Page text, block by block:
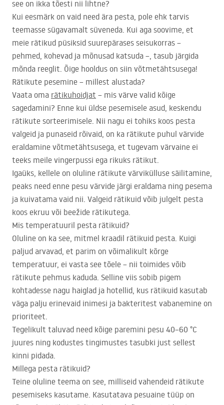
see on ikka tõesti nii lihtne?
Kui eesmärk on vaid need ära pesta, pole ehk tarvis
teemasse sügavamalt süveneda. Kui aga soovime, et
meie rätikud püsiksid suurepärases seisukorras –
pehmed, kohevad ja mõnusad katsuda –, tasub järgida
mõnda reeglit. Õige hooldus on siin võtmetähtsusega!
Rätikute pesemine – millest alustada?
Vaata oma rätikuhoidjat – mis värve valid kõige
sagedamini? Enne kui üldse pesemisele asud, keskendu
rätikute sorteerimisele. Nii nagu ei tohiks koos pesta
valgeid ja punaseid rõivaid, on ka rätikute puhul värvide
eraldamine võtmetähtsusega, et tugevam värvaine ei
teeks meile vingerpussi ega rikuks rätikut.
Igaüks, kellele on oluline rätikute värvikülluse säilitamine,
peaks need enne pesu värvide järgi eraldama ning pesema
ja kuivatama vaid nii. Valgeid rätikuid võib julgelt pesta
koos ekruu või beežide rätikutega.
Mis temperatuuril pesta rätikuid?
Oluline on ka see, mitmel kraadil rätikuid pesta. Kuigi
paljud arvavad, et parim on võimalikult kõrge
temperatuur, ei vasta see tõele – nii toimides võib
rätikute pehmus kaduda. Selline viis sobib pigem
kohtadesse nagu haiglad ja hotellid, kus rätikuid kasutab
väga palju erinevaid inimesi ja bakteritest vabanemine on
prioriteet.
Tegelikult taluvad need kõige paremini pesu 40–60 °C
juures ning kodustes tingimustes tasubki just sellest
kinni pidada.
Millega pesta rätikuid?
Teine oluline teema on see, milliseid vahendeid rätikute
pesemiseks kasutame. Kasutatava pesuaine tüüp on